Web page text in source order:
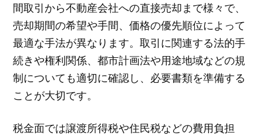
間取引から不動産会社への直接売却まで様々で、
売却期間の希望や手間、価格の優先順位によって
最適な手法が異なります。取引に関連する法的手
続きや権利関係、都市計画法や用途地域などの規
制についても適切に確認し、必要書類を準備する
ことが大切です。
税金面では譲渡所得税や住民税などの費用負担